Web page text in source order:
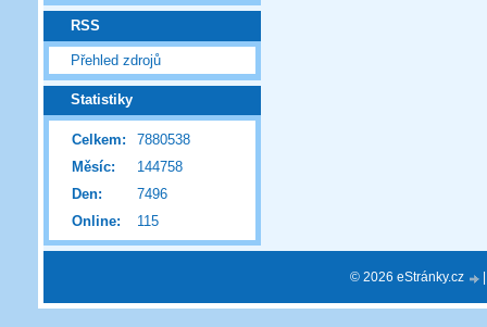
RSS
Přehled zdrojů
Statistiky
Online: 115
Celkem:
7880538
Měsíc:
144758
Den:
7496
© 2026 eStránky.cz